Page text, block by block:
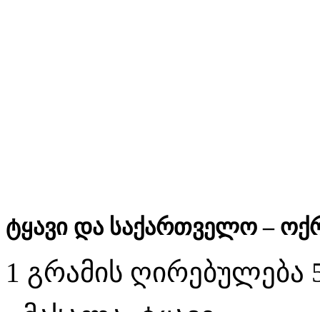
ტყავი და საქართველო –
1 გრამის ღირებულება